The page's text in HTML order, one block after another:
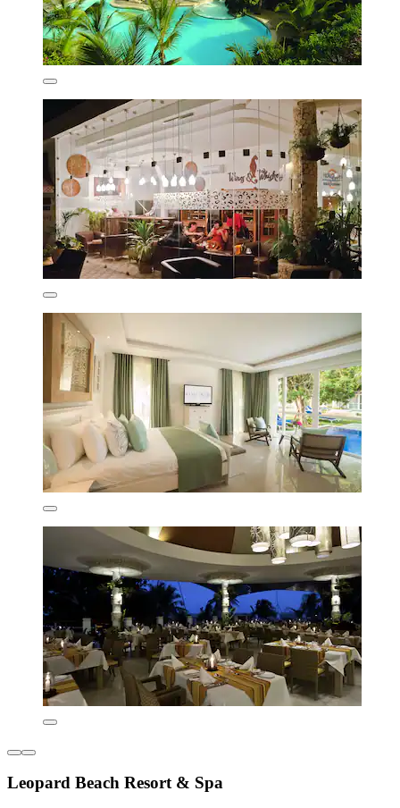
Leopard Beach Resort & Spa